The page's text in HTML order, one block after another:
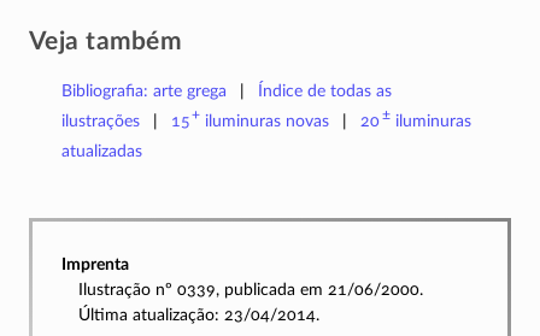
Veja também
Bibliografia: arte grega
Índice de todas as
ilustrações
15+ iluminuras novas 20±iluminuras
atualizadas
Imprenta
Ilustração nº 0339, publicada em 21/06/2000.
Última atualização: 23/04/2014.